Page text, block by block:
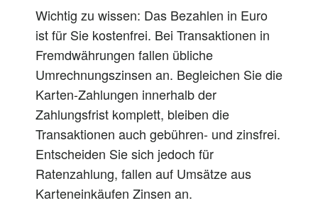
Wichtig zu wissen: Das Bezahlen in Euro
ist für Sie kostenfrei. Bei Transaktionen in
Fremdwährungen fallen übliche
Umrechnungszinsen an. Begleichen Sie die
Karten-Zahlungen innerhalb der
Zahlungsfrist komplett, bleiben die
Transaktionen auch gebühren- und zinsfrei.
Entscheiden Sie sich jedoch für
Ratenzahlung, fallen auf Umsätze aus
Karteneinkäufen Zinsen an.